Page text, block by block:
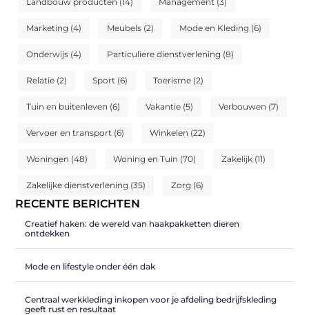
Marketing (4) Meubels (2) Mode en Kleding (6)
Onderwijs (4) Particuliere dienstverlening (8)
Relatie (2) Sport (6) Toerisme (2)
Tuin en buitenleven (6) Vakantie (5) Verbouwen (7)
Vervoer en transport (6) Winkelen (22)
Woningen (48) Woning en Tuin (70) Zakelijk (11)
Zakelijke dienstverlening (35) Zorg (6)
RECENTE BERICHTEN
Creatief haken: de wereld van haakpakketten dieren
ontdekken
Mode en lifestyle onder één dak
Centraal werkkleding inkopen voor je afdeling bedrijfskleding
geeft rust en resultaat